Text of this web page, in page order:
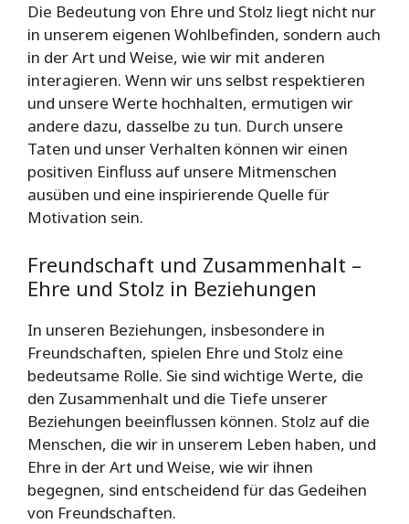
Die Bedeutung von Ehre und Stolz liegt nicht nur
in unserem eigenen Wohlbefinden, sondern auch
in der Art und Weise, wie wir mit anderen
interagieren. Wenn wir uns selbst respektieren
und unsere Werte hochhalten, ermutigen wir
andere dazu, dasselbe zu tun. Durch unsere
Taten und unser Verhalten können wir einen
positiven Einfluss auf unsere Mitmenschen
ausüben und eine inspirierende Quelle für
Motivation sein.
Freundschaft und Zusammenhalt –
Ehre und Stolz in Beziehungen
In unseren Beziehungen, insbesondere in
Freundschaften, spielen Ehre und Stolz eine
bedeutsame Rolle. Sie sind wichtige Werte, die
den Zusammenhalt und die Tiefe unserer
Beziehungen beeinflussen können. Stolz auf die
Menschen, die wir in unserem Leben haben, und
Ehre in der Art und Weise, wie wir ihnen
begegnen, sind entscheidend für das Gedeihen
von Freundschaften.